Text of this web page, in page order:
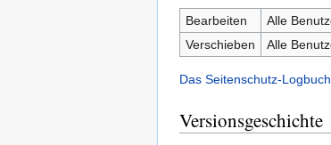
Bearbeiten
Alle
Verschieben
Alle
Das Seitenschutz-
Versionsgeschichte